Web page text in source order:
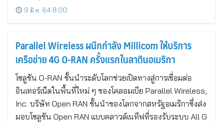
9 มิ.ย. 64 8:00
Parallel Wireless ผนึกกำลัง Millicom ให้บริการ
เครือข่าย 4G O-RAN ครั้งแรกในลาตินอเมริกา
โซลูชัน O-RAN ชั้นนำระดับโลกช่วยเปิดทางสู่การเชื่อมต่อ
อินเทอร์เน็ตในพื้นที่ใหม่ ๆ ของโคลอมเบีย Parallel Wireless,
Inc. บริษัท Open RAN ชั้นนำของโลกจากสหรัฐอเมริกาซึ่งส่ง
มอบโซลูชัน Open RAN แบบคลาวด์เนทีฟที่รองรับระบบ All G